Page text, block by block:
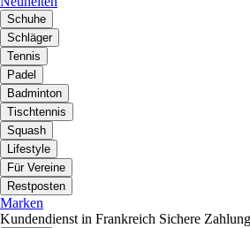
Schuhe
Schläger
Tennis
Padel
Badminton
Tischtennis
Squash
Lifestyle
Für Vereine
Restposten
Marken
Kundendienst in Frankreich Sichere Zahlung